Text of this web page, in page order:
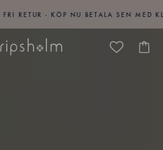
- KÖP NU BETALA SEN MED KLARNA